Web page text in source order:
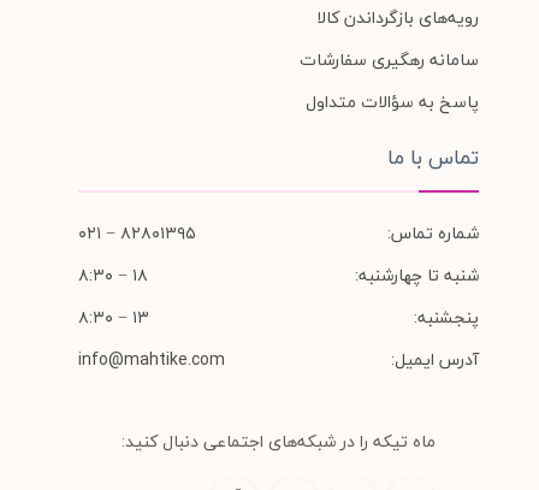
رویه‌های بازگرداندن کالا
سامانه رهگیری سفارشات
پاسخ به سؤالات متداول
تماس با ما
شماره تماس:
۸۲۸۰۱۳۹۵ − ۰۲۱
شنبه تا چهارشنبه:
۱۸ − ۸:۳۰
پنجشنبه:
۱۳ − ۸:۳۰
آدرس ایمیل:
info@mahtike.com
ماه تیکه را در شبکه‌های اجتماعی دنبال کنید: